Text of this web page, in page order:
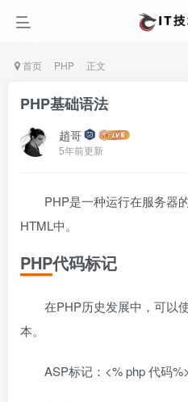
首页 PHP 正文
PHP基础语法
趙哥
5年前更新
PHP是一种运行在服务器
HTML中。
PHP代码标记
在PHP历史发展中，可以
本。
ASP标记：<% php 代码